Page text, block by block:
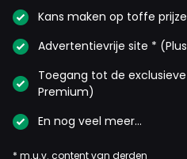
Kans maken op toffe
Advertentievrije site *
Toegang tot de exclusieve
Premium)
En nog veel meer…
* m.u.v. content van derden